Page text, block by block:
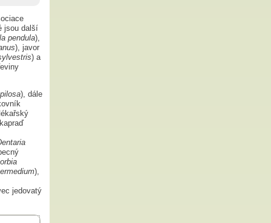
jsou další
pendula),
), javor
) a
), dále
),
jedovatý